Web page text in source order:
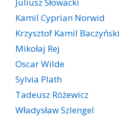
Kamil Cyprian Norwid
Krzysztof Kamil Baczyński
Mikołaj Rej
Oscar Wilde
Sylvia Plath
Tadeusz Różewicz
Władysław Szlengel